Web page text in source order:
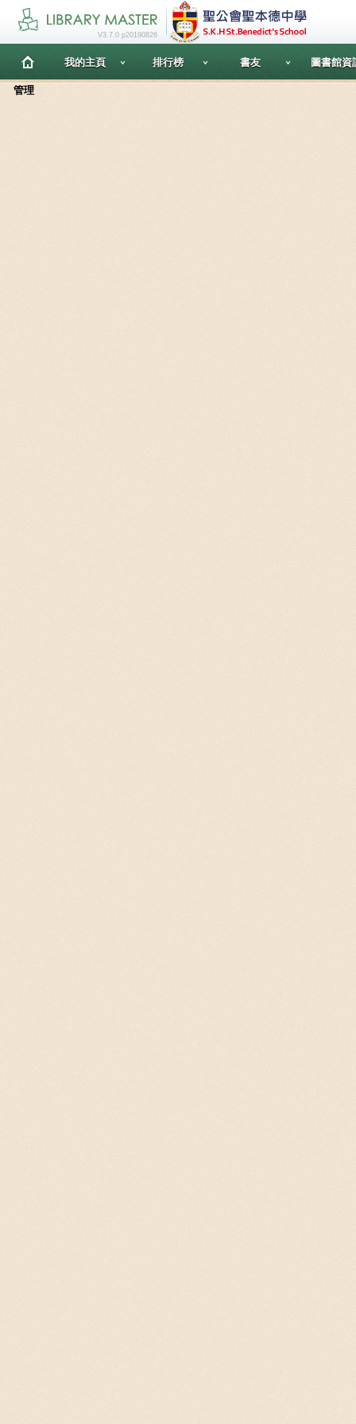
V3.7.0 p20190826
我的主頁 排行榜 書友 圖書館資
管理